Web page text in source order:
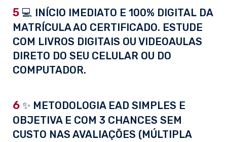
5 💻 INÍCIO IMEDIATO E 100% DIGITAL DA
MATRÍCULA AO CERTIFICADO. ESTUDE
COM LIVROS DIGITAIS OU VIDEOAULAS
DIRETO DO SEU CELULAR OU DO
COMPUTADOR.
6 ✨ METODOLOGIA EAD SIMPLES E
OBJETIVA E COM 3 CHANCES SEM
CUSTO NAS AVALIAÇÕES (MÚLTIPLA